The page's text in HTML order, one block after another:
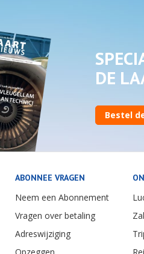
DE
Bestel
ABONNEE VRAGEN
Neem een Abonnement
Vragen over betaling
Adreswijziging